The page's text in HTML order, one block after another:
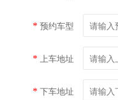
* 预约车型
* 上车地址
* 下车地址